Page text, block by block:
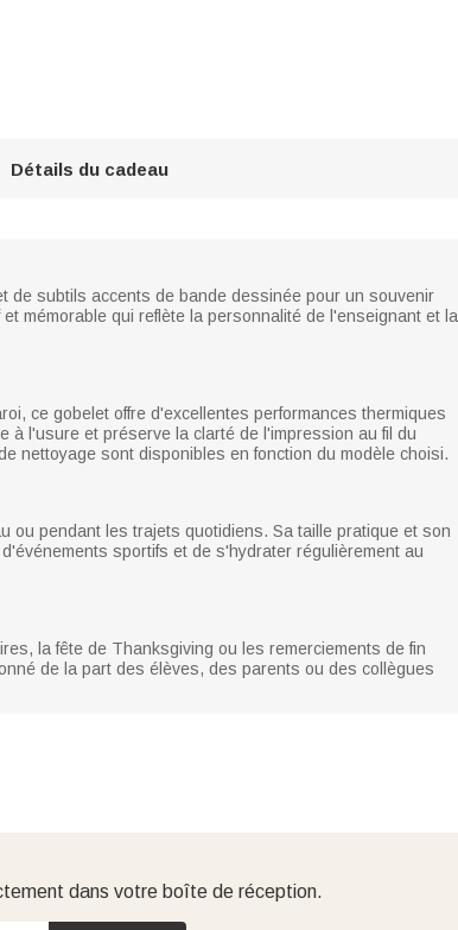
Détails du cadeau
de subtils accents de bande dessinée pour un souvenir
mémorable qui reflète la personnalité de l'enseignant et la
ce gobelet offre d'excellentes performances thermiques
l'usure et préserve la clarté de l'impression au fil du
nettoyage sont disponibles en fonction du modèle choisi.
ou pendant les trajets quotidiens. Sa taille pratique et son
sportifs et de s'hydrater régulièrement au
la fête de Thanksgiving ou les remerciements de fin
de la part des élèves, des parents ou des collègues
dans votre boîte de réception.